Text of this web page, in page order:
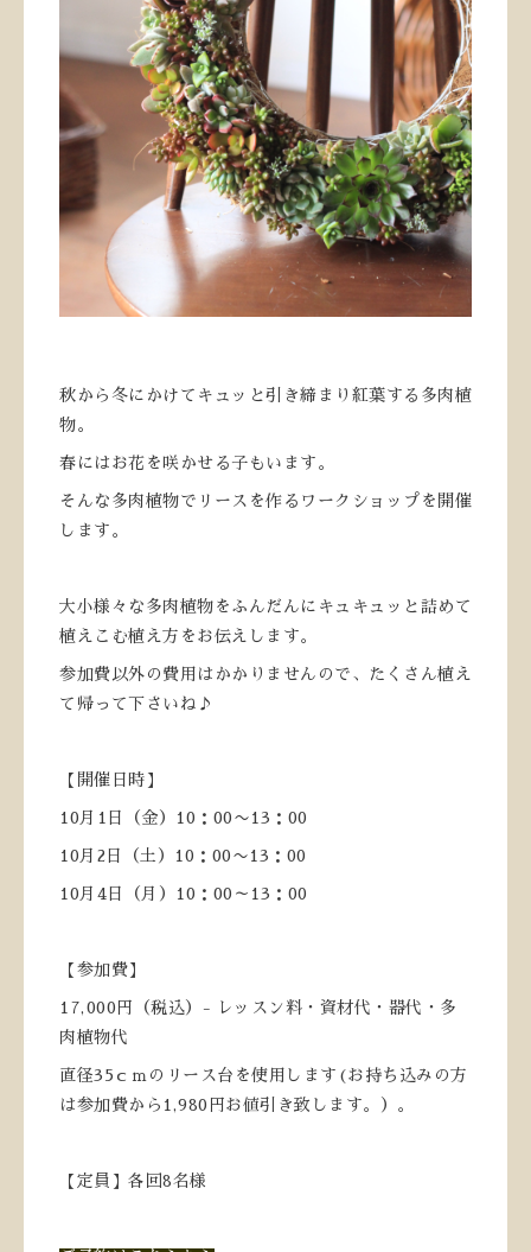
秋から冬にかけてキュッと引き締まり紅葉する多肉植
物。
春にはお花を咲かせる子もいます。
そんな多肉植物でリースを作るワークショップを開催
します。
大小様々な多肉植物をふんだんにキュキュッと詰めて
植えこむ植え方をお伝えします。
参加費以外の費用はかかりませんので、たくさん植え
て帰って下さいね♪
【開催日時】
10月1日（金）10：00〜13：00
10月2日（土）10：00〜13：00
10月4日（月）10：00～13：00
【参加費】
17,000円（税込）- レッスン料・資材代・器代・多
肉植物代
直径35ｃｍのリース台を使用します(お持ち込みの方
は参加費から1,980円お値引き致します。）。
【定員】各回8名様